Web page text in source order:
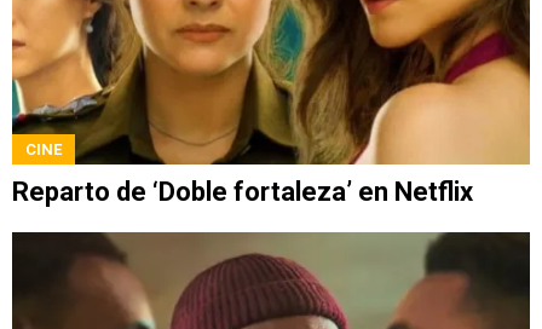
CINE
Reparto de ‘Doble fortaleza’ en Netflix